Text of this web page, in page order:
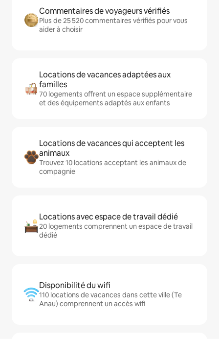
Commentaires de voyageurs vérifiés
Plus de 25 520 commentaires vérifiés pour vous
aider à choisir
Locations de vacances adaptées aux
familles
70 logements offrent un espace supplémentaire
et des équipements adaptés aux enfants
Locations de vacances qui acceptent les
animaux
Trouvez 10 locations acceptant les animaux de
compagnie
Locations avec espace de travail dédié
20 logements comprennent un espace de travail
dédié
Disponibilité du wifi
110 locations de vacances dans cette ville (Te
Anau) comprennent un accès wifi